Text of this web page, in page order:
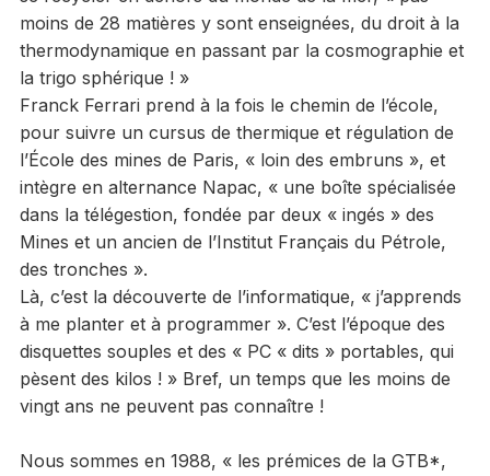
moins de 28 matières y sont enseignées, du droit à la
thermodynamique en passant par la cosmographie et
la trigo sphérique ! »
Franck Ferrari prend à la fois le chemin de l’école,
pour suivre un cursus de thermique et régulation de
l’École des mines de Paris, « loin des embruns », et
intègre en alternance Napac, « une boîte spécialisée
dans la télégestion, fondée par deux « ingés » des
Mines et un ancien de l’Institut Français du Pétrole,
des tronches ».
Là, c’est la découverte de l’informatique, « j’apprends
à me planter et à programmer ». C’est l’époque des
disquettes souples et des « PC « dits » portables, qui
pèsent des kilos ! » Bref, un temps que les moins de
vingt ans ne peuvent pas connaître !
Nous sommes en 1988, « les prémices de la GTB*,